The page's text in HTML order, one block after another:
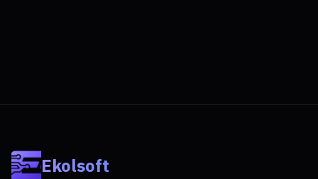
Ekolsoft